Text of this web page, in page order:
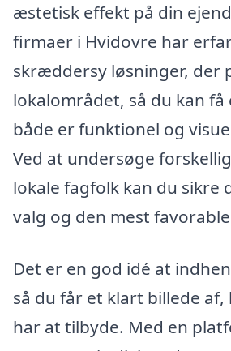
æstetisk effekt på din
firmaer i Hvidovre har
skræddersy løsninger, der
lokalområdet, så du kan
både er funktionel og
Ved at undersøge
lokale fagfolk kan du sikre
valg og den mest
Det er en god idé at
så du får et klart billede
har at tilbyde. Med en